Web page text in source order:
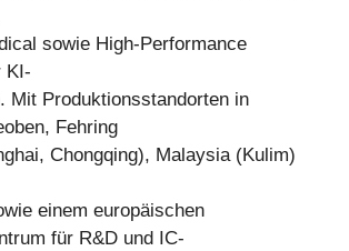
sowie High-Performance
KI-
Mit Produktionsstandorten in
Fehring
Chongqing), Malaysia (Kulim)
einem europäischen
für R&D und IC-